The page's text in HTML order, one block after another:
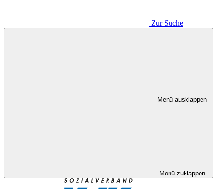
Zur Suche
Menü ausklappen
Menü zuklappen